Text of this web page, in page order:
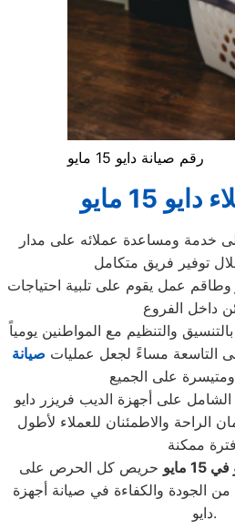
رقم صيانة دايو 15 مايو
15 مايو
خدمة ومساعدة عملائه على مدار
توفير فريق متكامل
وطاقم عمل يقوم على تلبية احتياجات
والتنظيم مع المواطنين يومياً
التاسعة مساءً لجعل عمليات صيانة
على أجهزة الديب فريزر دايو
الراحة والاطمئنان للعملاء لأطول
في 15 مايو
حريص كل الحرص على
الجودة والكفاءة في صيانة أجهزة
دايو.